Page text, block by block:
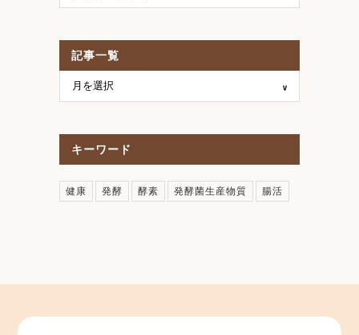
記事一覧
キーワード
健康 発酵 酵素 発酵菌生産物質 腸活